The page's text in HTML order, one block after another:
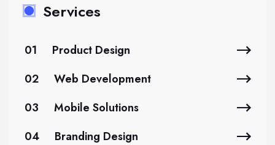
Services
01
Product Design
02
Web Development
03
Mobile Solutions
04
Branding Design